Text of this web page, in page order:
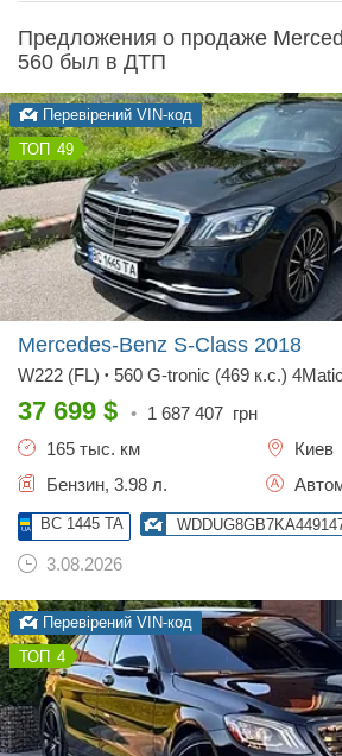
Предложения о продаже
560 был в ДТП
Перевірений VIN-код
49
Mercedes-Benz S-Class 2018
W222 (FL) • 560 G-tronic (469 к.с.) 4Matic
37 699 $ • 1 687 407 грн
165 тыс. км
Киев
Бензин, 3.98 л.
BC 1445 TA
3.08.2026
Перевірений VIN-код
4